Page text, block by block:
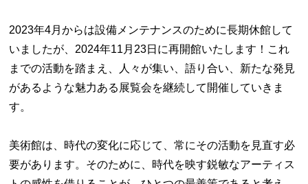
2023年4月からは設備メンテナンスのために長期休館して
いましたが、2024年11月23日に再開館いたします！これ
までの活動を踏まえ、人々が集い、語り合い、新たな発見
があるような魅力ある展覧会を継続して開催していきま
す。
美術館は、時代の変化に応じて、常にその活動を見直す必
要があります。そのために、時代を映す鋭敏なアーティス